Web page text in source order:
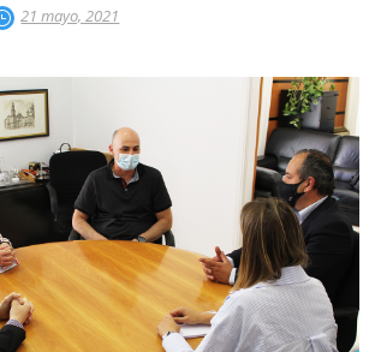
21 mayo, 2021